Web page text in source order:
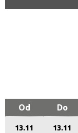
Kategoria
Od Do
13.11
13.11